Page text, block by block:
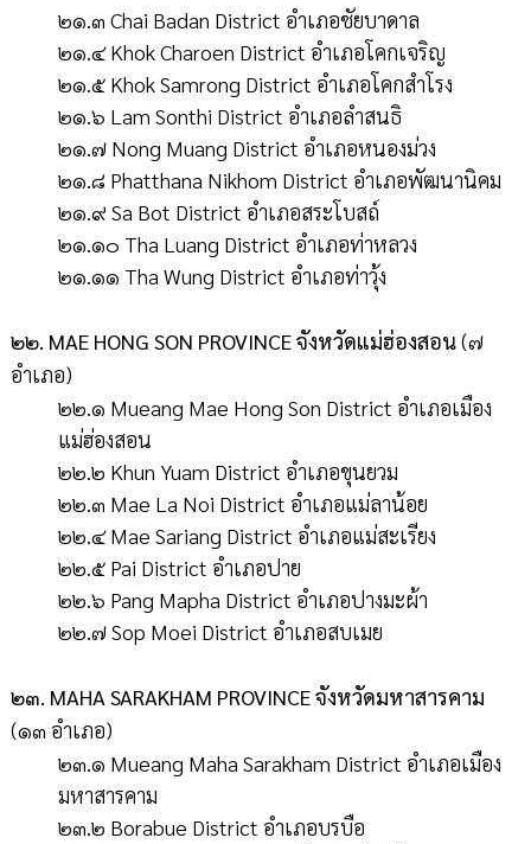
๒๑.๓ Chai Badan District อำเภอชัยบาดาล
๒๑.๔ Khok Charoen District อำเภอโคกเจริญ
๒๑.๕ Khok Samrong District อำเภอโคกสำโรง
๒๑.๖ Lam Sonthi District อำเภอลำสนธิ
๒๑.๗ Nong Muang District อำเภอหนองม่วง
๒๑.๘ Phatthana Nikhom District อำเภอพัฒนานิคม
๒๑.๙ Sa Bot District อำเภอสระโบสถ์
๒๑.๑๐ Tha Luang District อำเภอท่าหลวง
๒๑.๑๑ Tha Wung District อำเภอท่าวุ้ง
๒๒. MAE HONG SON PROVINCE จังหวัดแม่ฮ่องสอน(๗
อำเภอ)
๒๒.๑ Mueang Mae Hong Son District อำเภอเมือง
แม่ฮ่องสอน
๒๒.๒ Khun Yuam District อำเภอขุนยวม
๒๒.๓ Mae La Noi District อำเภอแม่ลาน้อย
๒๒.๔ Mae Sariang District อำเภอแม่สะเรียง
๒๒.๕ Pai District อำเภอปาย
๒๒.๖ Pang Mapha District อำเภอปางมะผ้า
๒๒.๗ Sop Moei District อำเภอสบเมย
๒๓. MAHA SARAKHAM PROVINCE จังหวัดมหาสารคาม
(๑๓ อำเภอ)
๒๓.๑ Mueang Maha Sarakham District อำเภอเมือง
มหาสารคาม
๒๓.๒ Borabue District อำเภอบรบือ